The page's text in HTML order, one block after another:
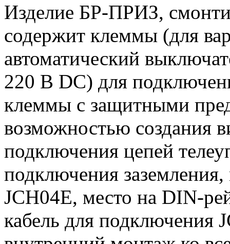
Изделие БР-ПРИЗ,
содержит клеммы (для
автоматический
220 В DC) для
клеммы с защитными
возможностью создания
подключения цепей
подключения
JCH04E, место на DIN-
кабель для